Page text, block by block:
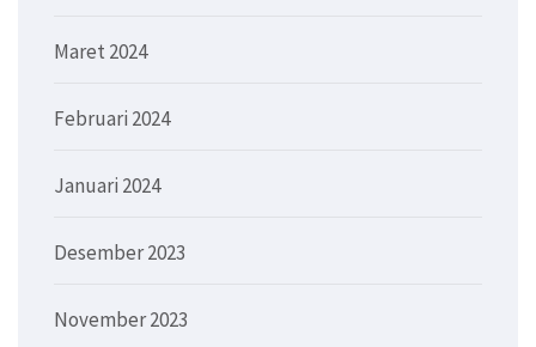
Maret 2024
Februari 2024
Januari 2024
Desember 2023
November 2023